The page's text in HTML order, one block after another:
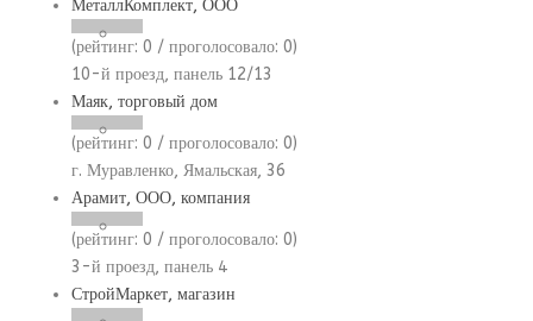
МеталлКомплект, ООО
(рейтинг: 0 / проголосовало: 0)
10-й проезд, панель 12/13
Маяк, торговый дом
(рейтинг: 0 / проголосовало: 0)
г. Муравленко, Ямальская, 36
Арамит, ООО, компания
(рейтинг: 0 / проголосовало: 0)
3-й проезд, панель 4
СтройМаркет, магазин